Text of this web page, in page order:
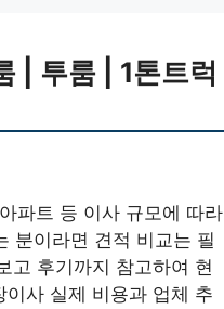
| 투룸 | 1톤트럭
파트 등 이사 규모에 따라
분이라면 견적 비교는 필
고 후기까지 참고하여 현
사 실제 비용과 업체 추